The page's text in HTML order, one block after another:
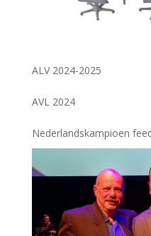
ALV 2024-2025
AVL 2024
Nederlandskampioen